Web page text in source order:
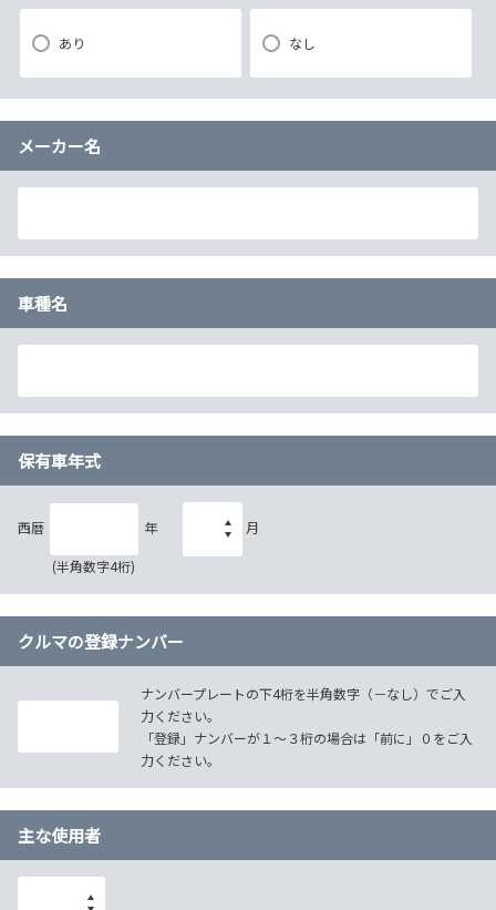
あり なし
メーカー名
車種名
保有車年式
西暦 年
(半角数字4桁)
月
クルマの登録ナンバー
ナンバープレートの下4桁を半角数字（－なし）でご入
力ください。
「登録」ナンバーが１～３桁の場合は「前に」０をご入
力ください。
主な使用者